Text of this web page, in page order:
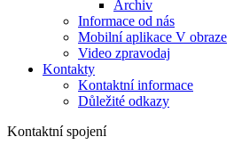
Archiv
Informace od nás
Mobilní aplikace V obraze
Video zpravodaj
Kontakty
Kontaktní informace
Důležité odkazy
Kontaktní spojení